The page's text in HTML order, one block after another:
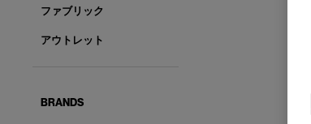
ファブリック
アウトレット
BRANDS